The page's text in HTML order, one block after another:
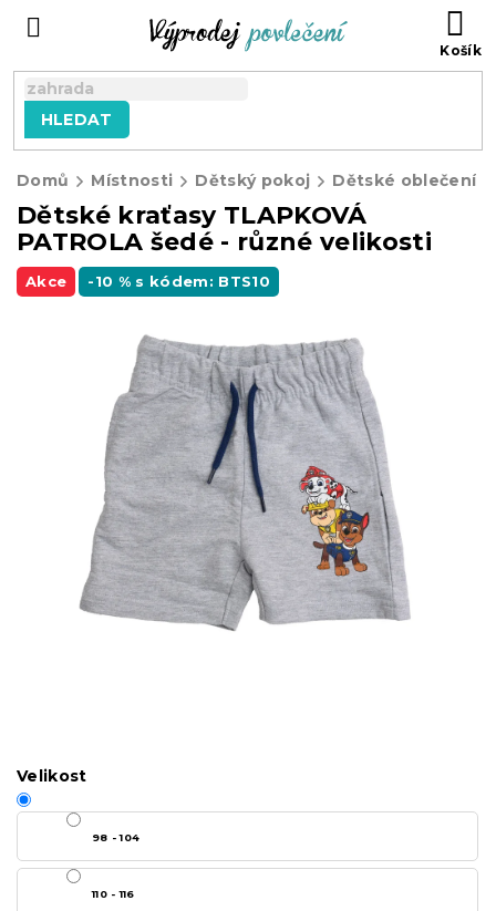
HLEDAT
Domů Místnosti Dětský pokoj Dětské oblečení
Dětské kraťasy TLAPKOVÁ
PATROLA šedé - různé velikosti
Akce -10 % s kódem: BTS10
Velikost
98 - 104
110 - 116